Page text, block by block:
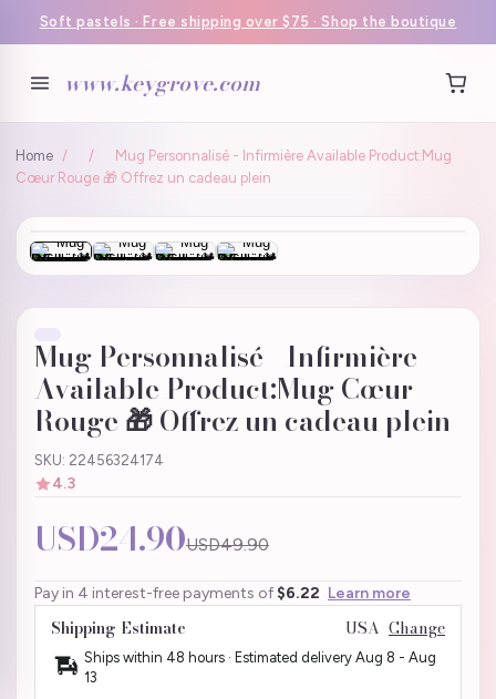
Soft pastels · Free shipping over $75 · Shop the boutique
www.keygrove.com
Home / /
Mug Personnalisé - Infirmière Available Product:Mug
Cœur Rouge 🎁 Offrez un cadeau plein
Mug Personnalisé - Infirmière
Available Product:Mug Cœur
Rouge 🎁 Offrez un cadeau plein
SKU: 22456324174
4.3
USD24.90USD49.90
Pay in 4 interest-free payments of $6.22 Learn more
Shipping Estimate USA Change
Ships within 48 hours · Estimated delivery Aug 8 - Aug
13